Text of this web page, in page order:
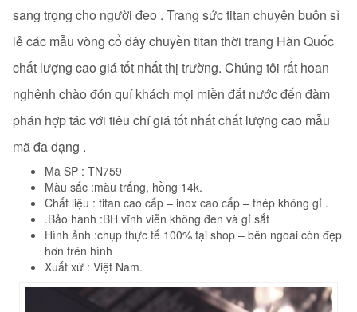
sang trọng cho người đeo . Trang sức titan chuyên buôn sỉ
lẻ các mẫu vòng cổ dây chuyền titan thời trang Hàn Quốc
chất lượng cao giá tốt nhất thị trường. Chúng tôi rất hoan
nghênh chào đón quí khách mọi miền đất nước đến đàm
phán hợp tác với tiêu chí giá tốt nhất chất lượng cao mẫu
mã đa dạng .
Mã SP : TN759
Màu sắc :màu trắng, hồng 14k.
Chất liệu : titan cao cấp – inox cao cấp – thép không gỉ .
.Bảo hành :BH vĩnh viễn không đen và gỉ sắt
Hình ảnh :chụp thực tế 100% tại shop – bên ngoài còn đẹp
hơn trên hình
Xuất xứ : Việt Nam.